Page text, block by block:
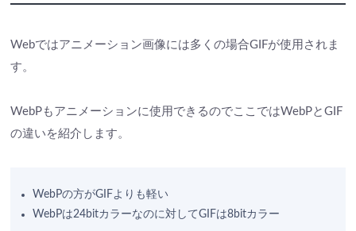
Webではアニメーション画像には多くの場合GIFが使用されま
す。
WebPもアニメーションに使用できるのでここではWebPとGIF
の違いを紹介します。
WebPの方がGIFよりも軽い
WebPは24bitカラーなのに対してGIFは8bitカラー